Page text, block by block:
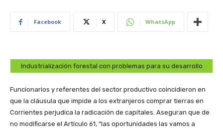
Facebook X WhatsApp
Industrialización forestal con problemas para su desarrollo
Funcionarios y referentes del sector productivo coincidieron en
que la cláusula que impide a los extranjeros comprar tierras en
Corrientes perjudica la radicación de capitales. Aseguran que de
no modificarse el Artículo 61, “las oportunidades las vamos a